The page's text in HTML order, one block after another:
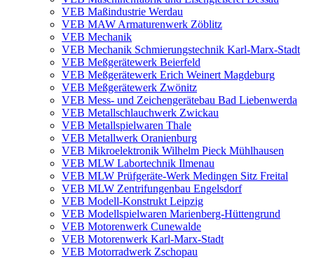
VEB Maßindustrie Werdau
VEB MAW Armaturenwerk Zöblitz
VEB Mechanik
VEB Mechanik Schmierungstechnik Karl-Marx-Stadt
VEB Meßgerätewerk Beierfeld
VEB Meßgerätewerk Erich Weinert Magdeburg
VEB Meßgerätewerk Zwönitz
VEB Mess- und Zeichengerätebau Bad Liebenwerda
VEB Metallschlauchwerk Zwickau
VEB Metallspielwaren Thale
VEB Metallwerk Oranienburg
VEB Mikroelektronik Wilhelm Pieck Mühlhausen
VEB MLW Labortechnik Ilmenau
VEB MLW Prüfgeräte-Werk Medingen Sitz Freital
VEB MLW Zentrifungenbau Engelsdorf
VEB Modell-Konstrukt Leipzig
VEB Modellspielwaren Marienberg-Hüttengrund
VEB Motorenwerk Cunewalde
VEB Motorenwerk Karl-Marx-Stadt
VEB Motorradwerk Zschopau